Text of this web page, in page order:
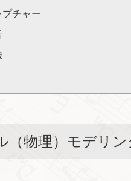
チャー
（物理）モデリン